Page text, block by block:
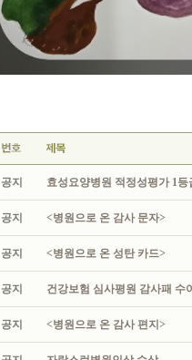
공지 효성요양병원 적정성평가 1등
공지 <병원으로 온 감사 문자>
공지 <병원으로 온 성탄 카드>
공지 건강보험 심사평원 감사패 수
공지 <병원으로 온 감사 편지>